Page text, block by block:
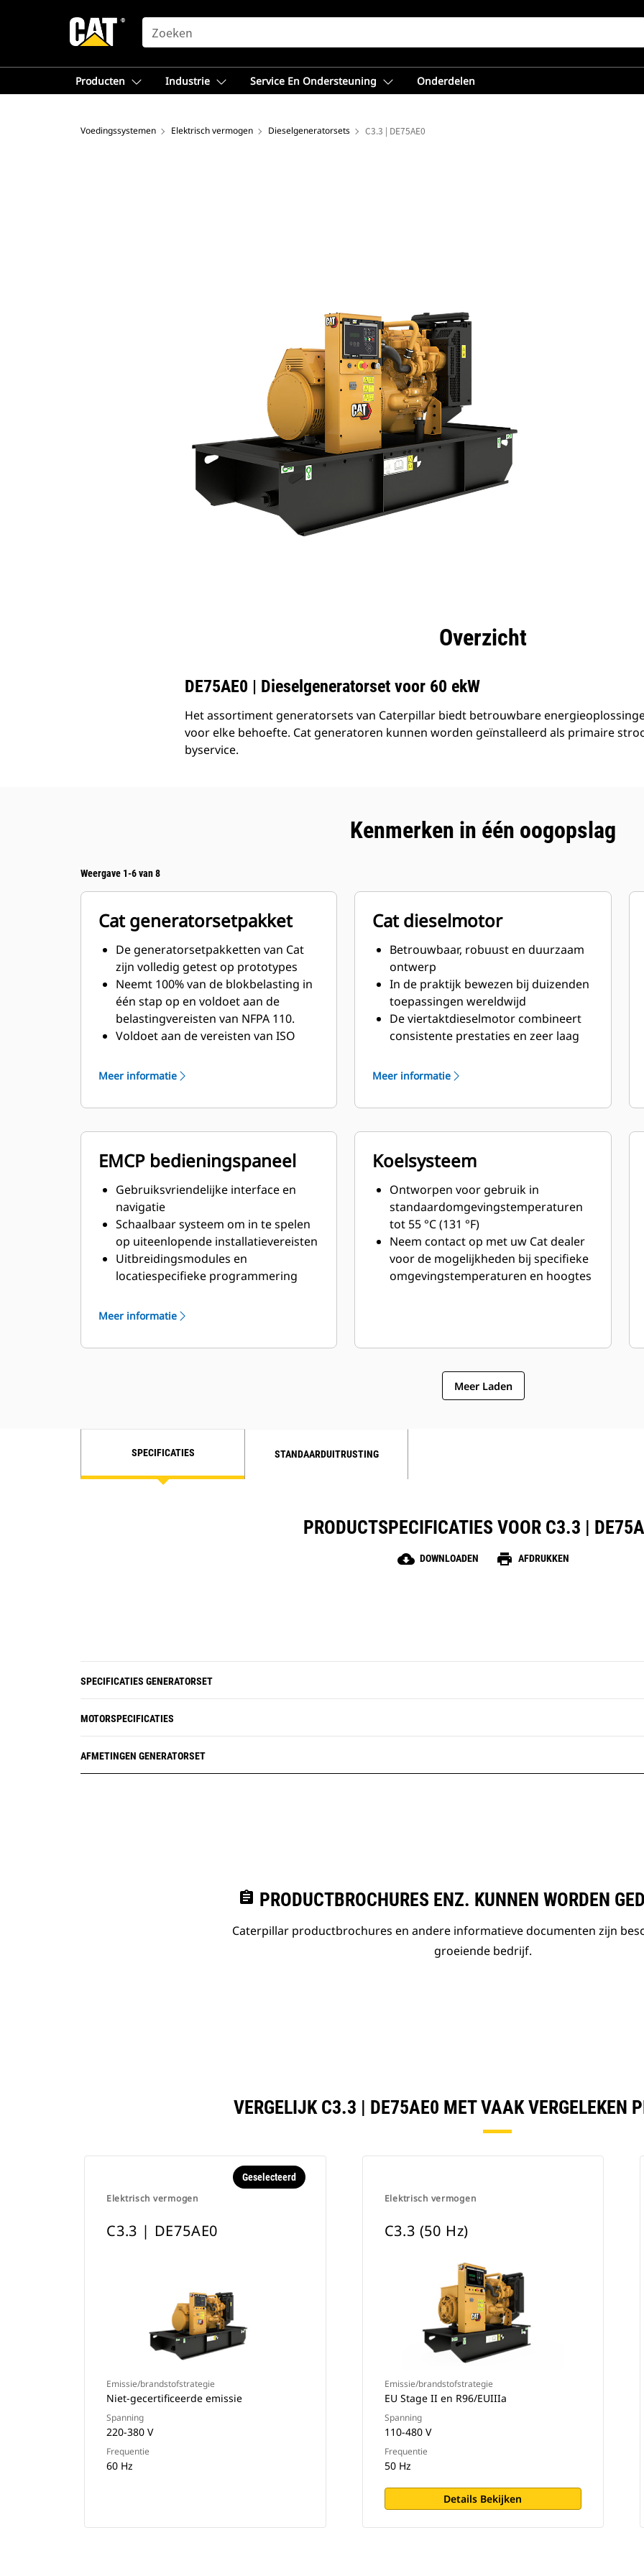
SEARCH
Producten Industrie Service En Ondersteuning Onderdelen
Voedingssystemen Elektrisch vermogen Dieselgeneratorsets C3.3 | DE75AE0
Overzicht
DE75AE0 | Dieselgeneratorset voor 60 ekW
Het assortiment generatorsets van Caterpillar biedt betrouwbare
voor elke behoefte. Cat generatoren kunnen worden geïnstalleerd als primaire
byservice.
Kenmerken in één oogopslag
Weergave 1-6 van 8
Cat generatorsetpakket
De generatorsetpakketten van Cat
zijn volledig getest op prototypes
Neemt 100% van de blokbelasting in
één stap op en voldoet aan de
belastingvereisten van NFPA 110.
Voldoet aan de vereisten van ISO
reactie op piekbelasting
Meer informatie
Cat dieselmotor
Betrouwbaar, robuust en duurzaam
ontwerp
In de praktijk bewezen bij duizenden
toepassingen wereldwijd
De viertaktdieselmotor combineert
consistente prestaties en zeer laag
gewicht
Meer informatie
EMCP bedieningspaneel
Gebruiksvriendelijke interface en
navigatie
Schaalbaar systeem om in te spelen
op uiteenlopende installatievereisten
Uitbreidingsmodules en
locatiespecifieke programmering
Meer informatie
Koelsysteem
Ontworpen voor gebruik in
standaardomgevingstemperaturen
tot 55 °C (131 °F)
Neem contact op met uw Cat dealer
voor de mogelijkheden bij specifieke
omgevingstemperaturen en hoogtes
Meer Laden
SPECIFICATIES STANDAARDUITRUSTING
PRODUCTSPECIFICATIES VOOR C3.3 |
cloud_download DOWNLOADEN print AFDRUKKEN
SPECIFICATIES GENERATORSET
MOTORSPECIFICATIES
AFMETINGEN GENERATORSET
assignment PRODUCTBROCHURES ENZ. KUNNEN WORDEN
Caterpillar productbrochures en andere informatieve documenten zijn
groeiende bedrijf.
VERGELIJK C3.3 | DE75AE0 MET VAAK VERGELEKEN
Elektrisch vermogen
Geselecteerd
C3.3 | DE75AE0
Emissie/brandstofstrategie
Niet-gecertificeerde emissie
Spanning
220-380 V
Frequentie
60 Hz
Elektrisch vermogen
C3.3 (50 Hz)
Emissie/brandstofstrategie
EU Stage II en R96/EUIIIa
Spanning
110-480 V
Frequentie
50 Hz
Details Bekijken